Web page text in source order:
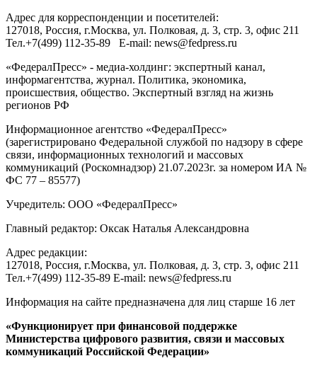
Адрес для корреспонденции и посетителей:
127018, Россия, г.Москва, ул. Полковая, д. 3, стр. 3, офис 211
Тел.+7(499) 112-35-89 E-mail: news@fedpress.ru
«ФедералПресс» - медиа-холдинг: экспертный канал,
информагентства, журнал. Политика, экономика,
происшествия, общество. Экспертный взгляд на жизнь
регионов РФ
Информационное агентство «ФедералПресс»
(зарегистрировано Федеральной службой по надзору в сфере
связи, информационных технологий и массовых
коммуникаций (Роскомнадзор) 21.07.2023г. за номером ИА №
ФС 77 – 85577)
Учредитель: ООО «ФедералПресс»
Главный редактор: Оксак Наталья Александровна
Адрес редакции:
127018, Россия, г.Москва, ул. Полковая, д. 3, стр. 3, офис 211
Тел.+7(499) 112-35-89 E-mail: news@fedpress.ru
Информация на сайте предназначена для лиц старше 16 лет
«Функционирует при финансовой поддержке
Министерства цифрового развития, связи и массовых
коммуникаций Российской Федерации»